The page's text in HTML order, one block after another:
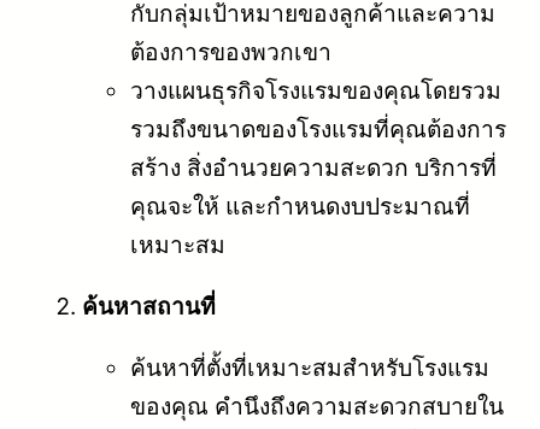
กับกลุ่มเป้าหมายของลูกค้าและความ
ต้องการของพวกเขา
วางแผนธุรกิจโรงแรมของคุณโดยรวม
รวมถึงขนาดของโรงแรมที่คุณต้องการ
สร้าง สิ่งอำนวยความสะดวก บริการที่
คุณจะให้ และกำหนดงบประมาณที่
เหมาะสม
ค้นหาสถานที่
ค้นหาที่ตั้งที่เหมาะสมสำหรับโรงแรม
ของคุณ คำนึงถึงความสะดวกสบายใน